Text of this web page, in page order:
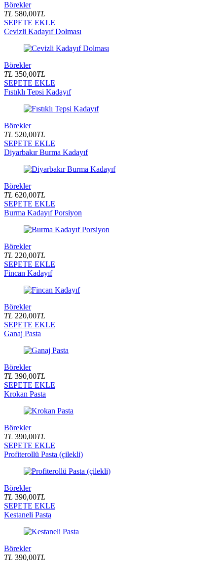
Börekler
TL 580,00TL
SEPETE EKLE
Cevizli Kadayıf Dolması
Börekler
TL 350,00TL
SEPETE EKLE
Fıstıklı Tepsi Kadayıf
Börekler
TL 520,00TL
SEPETE EKLE
Diyarbakır Burma Kadayıf
Börekler
TL 620,00TL
SEPETE EKLE
Burma Kadayıf Porsiyon
Börekler
TL 220,00TL
SEPETE EKLE
Fincan Kadayıf
Börekler
TL 220,00TL
SEPETE EKLE
Ganaj Pasta
Börekler
TL 390,00TL
SEPETE EKLE
Krokan Pasta
Börekler
TL 390,00TL
SEPETE EKLE
Profiterollü Pasta (çilekli)
Börekler
TL 390,00TL
SEPETE EKLE
Kestaneli Pasta
Börekler
TL 390,00TL